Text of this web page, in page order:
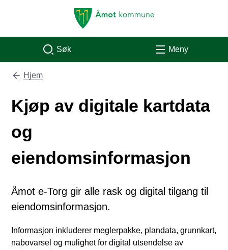
Åmot kommune
Søk Meny
Du er her:
Hjem
Kjøp av digitale kartdata
og
eiendomsinformasjon
Åmot e-Torg gir alle rask og digital tilgang til
eiendomsinformasjon.
Informasjon inkluderer meglerpakke, plandata, grunnkart,
nabovarsel og mulighet for digital utsendelse av